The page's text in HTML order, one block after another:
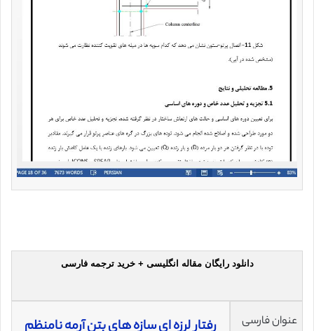
دانلود رایگان مقاله انگلیسی + خرید ترجمه فارسی
عنوان فارسی
رفتار لرزه ای سازه های بتن آرمه نامنظم